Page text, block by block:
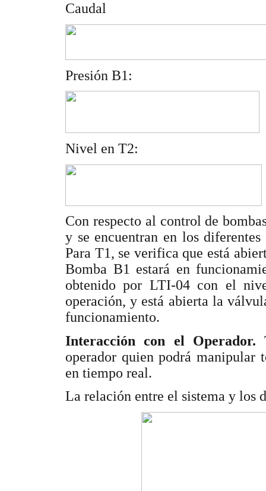
Caudal
Presión B1:
Nivel en T2:
Con respecto al control de
y se encuentran en los
Para T1, se verifica que está
Bomba B1 estará en
obtenido por LTI-04 con el
operación, y está abierta la
funcionamiento.
Interacción con el Operador.
operador quien podrá manipular
en tiempo real.
La relación entre el sistema y los